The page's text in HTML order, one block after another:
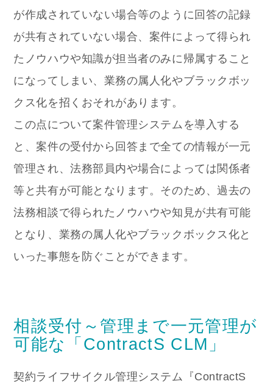
が作成されていない場合等のように回答の記録
が共有されていない場合、案件によって得られ
たノウハウや知識が担当者のみに帰属すること
になってしまい、業務の属人化やブラックボッ
クス化を招くおそれがあります。
この点について案件管理システムを導入する
と、案件の受付から回答まで全ての情報が一元
管理され、法務部員内や場合によっては関係者
等と共有が可能となります。そのため、過去の
法務相談で得られたノウハウや知見が共有可能
となり、業務の属人化やブラックボックス化と
いった事態を防ぐことができます。
相談受付～管理まで一元管理が
可能な「ContractS CLM」
契約ライフサイクル管理システム『ContractS